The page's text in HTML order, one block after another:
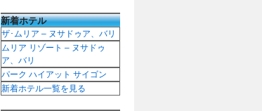
新着ホテル
ザ･ムリア – ヌサドゥア、バリ
ムリア リゾート – ヌサドゥ
ア、バリ
パーク ハイアット サイゴン
新着ホテル一覧を見る